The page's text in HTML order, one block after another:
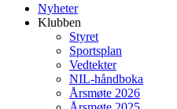
Nyheter
Klubben
Styret
Sportsplan
Vedtekter
NIL-håndboka
Årsmøte 2026